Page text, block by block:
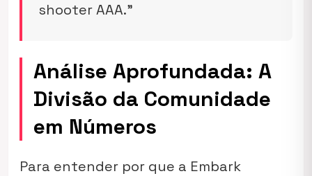
shooter AAA.”
Análise Aprofundada: A
Divisão da Comunidade
em Números
Para entender por que a Embark